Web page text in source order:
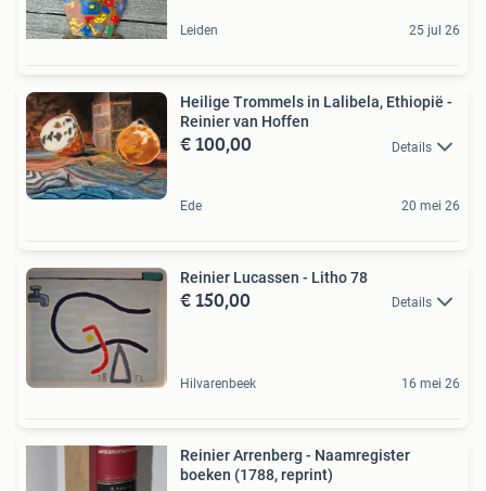
Leiden 25 jul 26
Heilige Trommels in Lalibela, Ethiopië -
Reinier van Hoffen
€ 100,00 Details
Ede 20 mei 26
Reinier Lucassen - Litho 78
€ 150,00 Details
Hilvarenbeek 16 mei 26
Reinier Arrenberg - Naamregister
boeken (1788, reprint)